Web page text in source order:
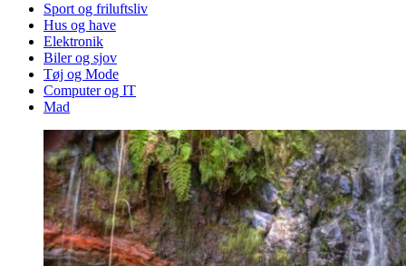
Sport og friluftsliv
Hus og have
Elektronik
Biler og sjov
Tøj og Mode
Computer og IT
Mad